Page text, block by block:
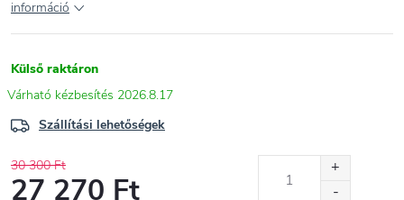
információ
Külső raktáron
2026.8.17
Szállítási lehetőségek
30 300 Ft
27 270 Ft